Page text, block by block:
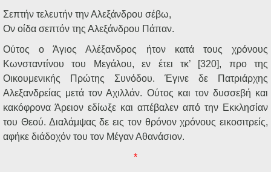
Σεπτήν τελευτήν την Αλεξάνδρου σέβω,
Ον οίδα σεπτόν της Αλεξάνδρου Πάπαν.
Ούτος ο Άγιος Αλέξανδρος ήτον κατά τους χρόνους
Κωνσταντίνου του Μεγάλου, εν έτει τκ’ [320], προ της
Οικουμενικής Πρώτης Συνόδου. Έγινε δε Πατριάρχης
Αλεξανδρείας μετά τον Αχιλλάν. Ούτος και τον δυσσεβή και
κακόφρονα Άρειον εδίωξε και απέβαλεν από την Εκκλησίαν
του Θεού. Διαλάμψας δε εις τον θρόνον χρόνους εικοσιτρείς,
αφήκε διάδοχόν του τον Μέγαν Αθανάσιον.
*